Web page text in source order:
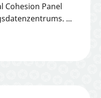
Cohesion Panel